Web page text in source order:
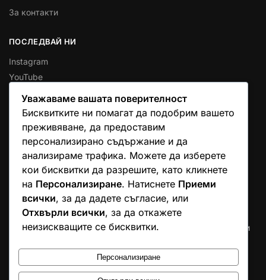
За контакти
ПОСЛЕДВАЙ НИ
Instagram
YouTube
КОНТАКТИ
Телефон
Whatsapp
Viber
НАД 100 000 ДОВОЛНИ КЛИЕНТИ В ЦЯЛА ЕВРОПА
Над 96% от нашите потребители ни оценяват с 5 звезди
продуктите на LR от Aloeverabg.net. Доверието на стотици
доказателство за качеството, което предоставяме.
Aloeverabg.net е сайт на независим представител на LR!
Уважаваме вашата поверителност
Бисквитките ни помагат да подобрим вашето
преживяване, да предоставим
персонализирано съдържание и да
анализираме трафика. Можете да изберете
кои бисквитки да разрешите, като кликнете
на Персонализиране. Натиснете Приеми
всички, за да дадете съгласие, или
Отхвърли всички, за да откажете
неизискващите се бисквитки.
Персонализиране